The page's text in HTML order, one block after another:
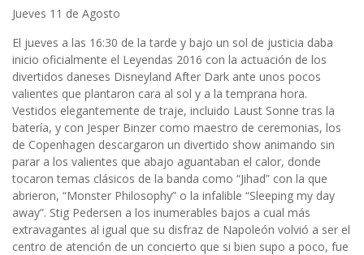
Jueves 11 de Agosto
El jueves a las 16:30 de la tarde y bajo un sol de justicia daba
inicio oficialmente el Leyendas 2016 con la actuación de los
divertidos daneses Disneyland After Dark ante unos pocos
valientes que plantaron cara al sol y a la temprana hora.
Vestidos elegantemente de traje, incluido Laust Sonne tras la
batería, y con Jesper Binzer como maestro de ceremonias, los
de Copenhagen descargaron un divertido show animando sin
parar a los valientes que abajo aguantaban el calor, donde
tocaron temas clásicos de la banda como “Jihad” con la que
abrieron, “Monster Philosophy” o la infalible “Sleeping my day
away”. Stig Pedersen a los inumerables bajos a cual más
extravagantes al igual que su disfraz de Napoleón volvió a ser el
centro de atención de un concierto que si bien supo a poco, fue